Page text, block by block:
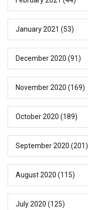
January 2021 (53)
December 2020 (91)
November 2020 (169)
October 2020 (189)
September 2020 (201)
August 2020 (115)
July 2020 (125)